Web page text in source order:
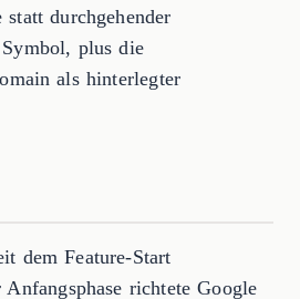
durchgehender
plus die
als hinterlegter
dem Feature-Start
richtete Google